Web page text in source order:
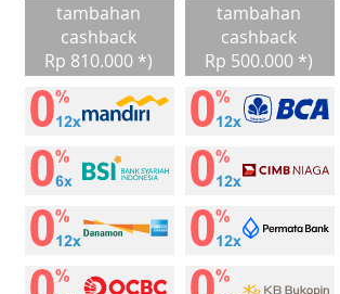
tambahan
cashback
Rp 810.000 *)
tambahan
cashback
Rp 500.000 *)